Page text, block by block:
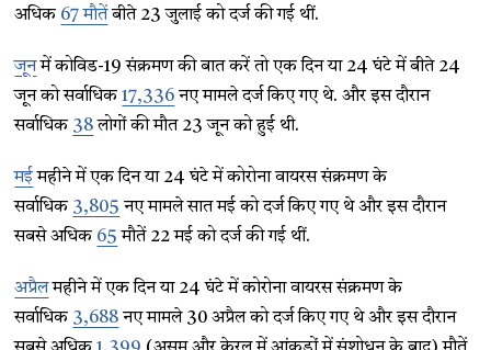
अधिक 67 मौतेंबीते 23 जुलाई को दर्ज की गई थीं.
जूनमें कोविड-19 संक्रमण की बात करें तो एक दिन या 24 घंटे में बीते 24
जून को सर्वाधिक17,336 नए मामले दर्ज किए गए थे. और इस दौरान
सर्वाधिक 38लोगों की मौत 23 जून को हुई थी.
मईमहीने में एक दिन या 24 घंटे में कोरोना वायरस संक्रमण के
सर्वाधिक 3,805 नए मामले सात मई को दर्ज किए गए थे और इस दौरान
सबसे अधिक 65 मौतें 22 मई को दर्ज की गई थीं.
अप्रैलमहीने में एक दिन या 24 घंटे में कोरोना वायरस संक्रमण के
सर्वाधिक 3,688 नए मामले 30 अप्रैल को दर्ज किए गए थे और इस दौरान